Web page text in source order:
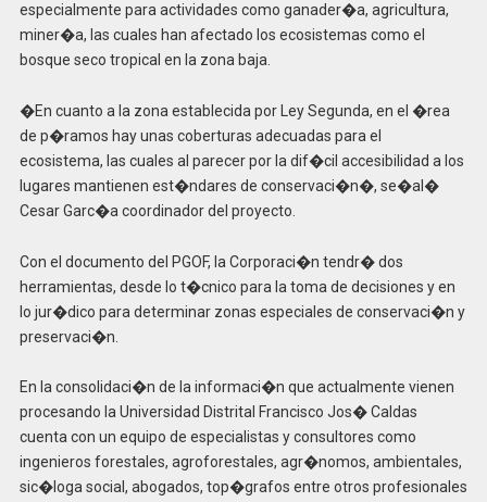
especialmente para actividades como ganader�a, agricultura,
miner�a, las cuales han afectado los ecosistemas como el
bosque seco tropical en la zona baja.
�En cuanto a la zona establecida por Ley Segunda, en el �rea
de p�ramos hay unas coberturas adecuadas para el
ecosistema, las cuales al parecer por la dif�cil accesibilidad a los
lugares mantienen est�ndares de conservaci�n�, se�al�
Cesar Garc�a coordinador del proyecto.
Con el documento del PGOF, la Corporaci�n tendr� dos
herramientas, desde lo t�cnico para la toma de decisiones y en
lo jur�dico para determinar zonas especiales de conservaci�n y
preservaci�n.
En la consolidaci�n de la informaci�n que actualmente vienen
procesando la Universidad Distrital Francisco Jos� Caldas
cuenta con un equipo de especialistas y consultores como
ingenieros forestales, agroforestales, agr�nomos, ambientales,
sic�loga social, abogados, top�grafos entre otros profesionales